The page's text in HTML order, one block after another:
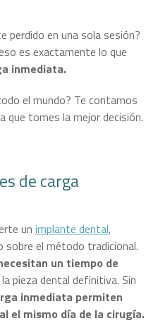
perdido en una sola sesión?
es exactamente lo que
inmediata.
el mundo? Te contamos
que tomes la mejor decisión.
de carga
un implante dental,
sobre el método tradicional.
un tiempo de
pieza dental definitiva. Sin
inmediata permiten
el mismo día de la cirugía.